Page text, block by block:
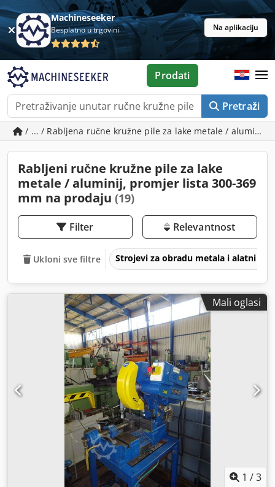
Machineseeker
Besplatno u trgovini Na aplikaciju
Pretraži
Prodati
/ ... / Rabljena ručne kružne pile za lake metale / aluminij,
Rabljeni ručne kružne pile za lake
metale / aluminij, promjer lista 300-369
mm na prodaju (19)
Filter Relevantnost
Ukloni sve filtre Strojevi za obradu metala i alatni
Mali oglasi
1 /3